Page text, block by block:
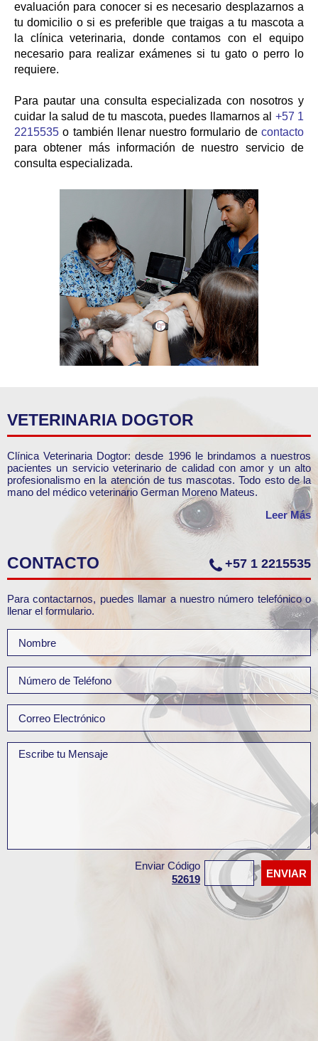
evaluación para conocer si es necesario desplazarnos a
tu domicilio o si es preferible que traigas a tu mascota a
la clínica veterinaria, donde contamos con el equipo
necesario para realizar exámenes si tu gato o perro lo
requiere.
Para pautar una consulta especializada con nosotros y
cuidar la salud de tu mascota, puedes llamarnos al +57 1
2215535 o también llenar nuestro formulario de contacto
para obtener más información de nuestro servicio de
consulta especializada.
VETERINARIA DOGTOR
Clínica Veterinaria Dogtor: desde 1996 le brindamos a nuestros
pacientes un servicio veterinario de calidad con amor y un alto
profesionalismo en la atención de tus mascotas. Todo esto de la
mano del médico veterinario German Moreno Mateus.
Leer Más
CONTACTO +57 1 2215535
Para contactarnos, puedes llamar a nuestro número telefónico o
llenar el formulario.
Enviar Código
52619